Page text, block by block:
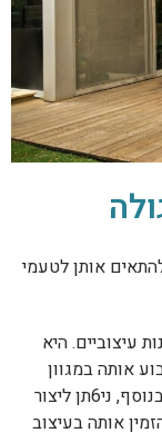
אותן לטעמי
עיצוביים. היא
אותה במגוון
צבעים להתאמה אישית לסגנון וטעם הדיירים. בנוסף, ני6תן ליצור
אותה בעיצוב